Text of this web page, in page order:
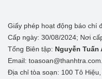
Giấy phép hoạt động báo chí
Cấp ngày: 30/08/2024; Nơi
Tổng Biên tập: Nguyễn Tuấn
Email:
Địa chỉ tòa soạn: 100 Tô